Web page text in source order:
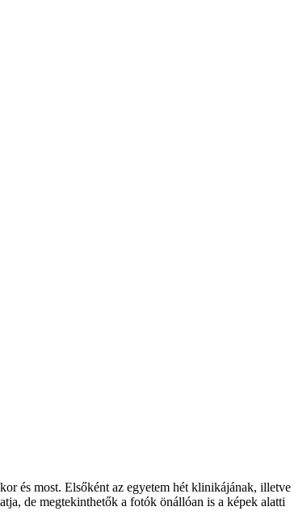
és most. Elsőként az egyetem hét klinikájának, illetve
de megtekinthetők a fotók önállóan is a képek alatti